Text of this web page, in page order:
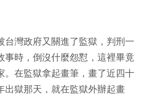
台灣政府又關進了監獄，判刑一
事時，倒沒什麼怨懟，這裡畢竟
。在監獄拿起畫筆，畫了近四十
出獄那天，就在監獄外辦起畫